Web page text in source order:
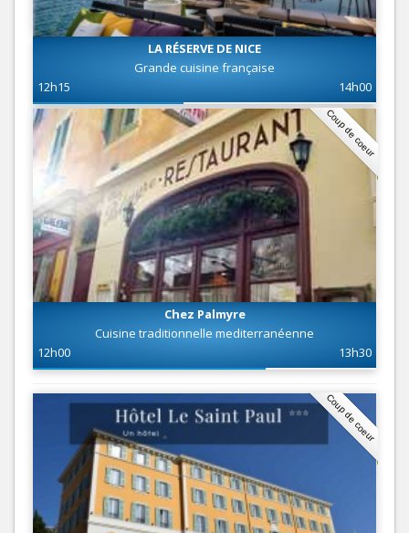
LA RÉSERVE DE NICE
Grande cuisine française
12h15
14h00
Coup de coeur
Chez Palmyre
Cuisine traditionnelle mediterranéenne
12h00
13h30
Coup de coeur